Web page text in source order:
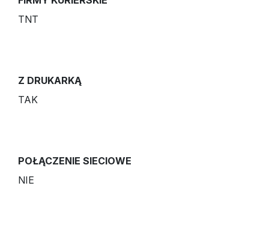
TNT
Z DRUKARKĄ
TAK
POŁĄCZENIE SIECIOWE
NIE